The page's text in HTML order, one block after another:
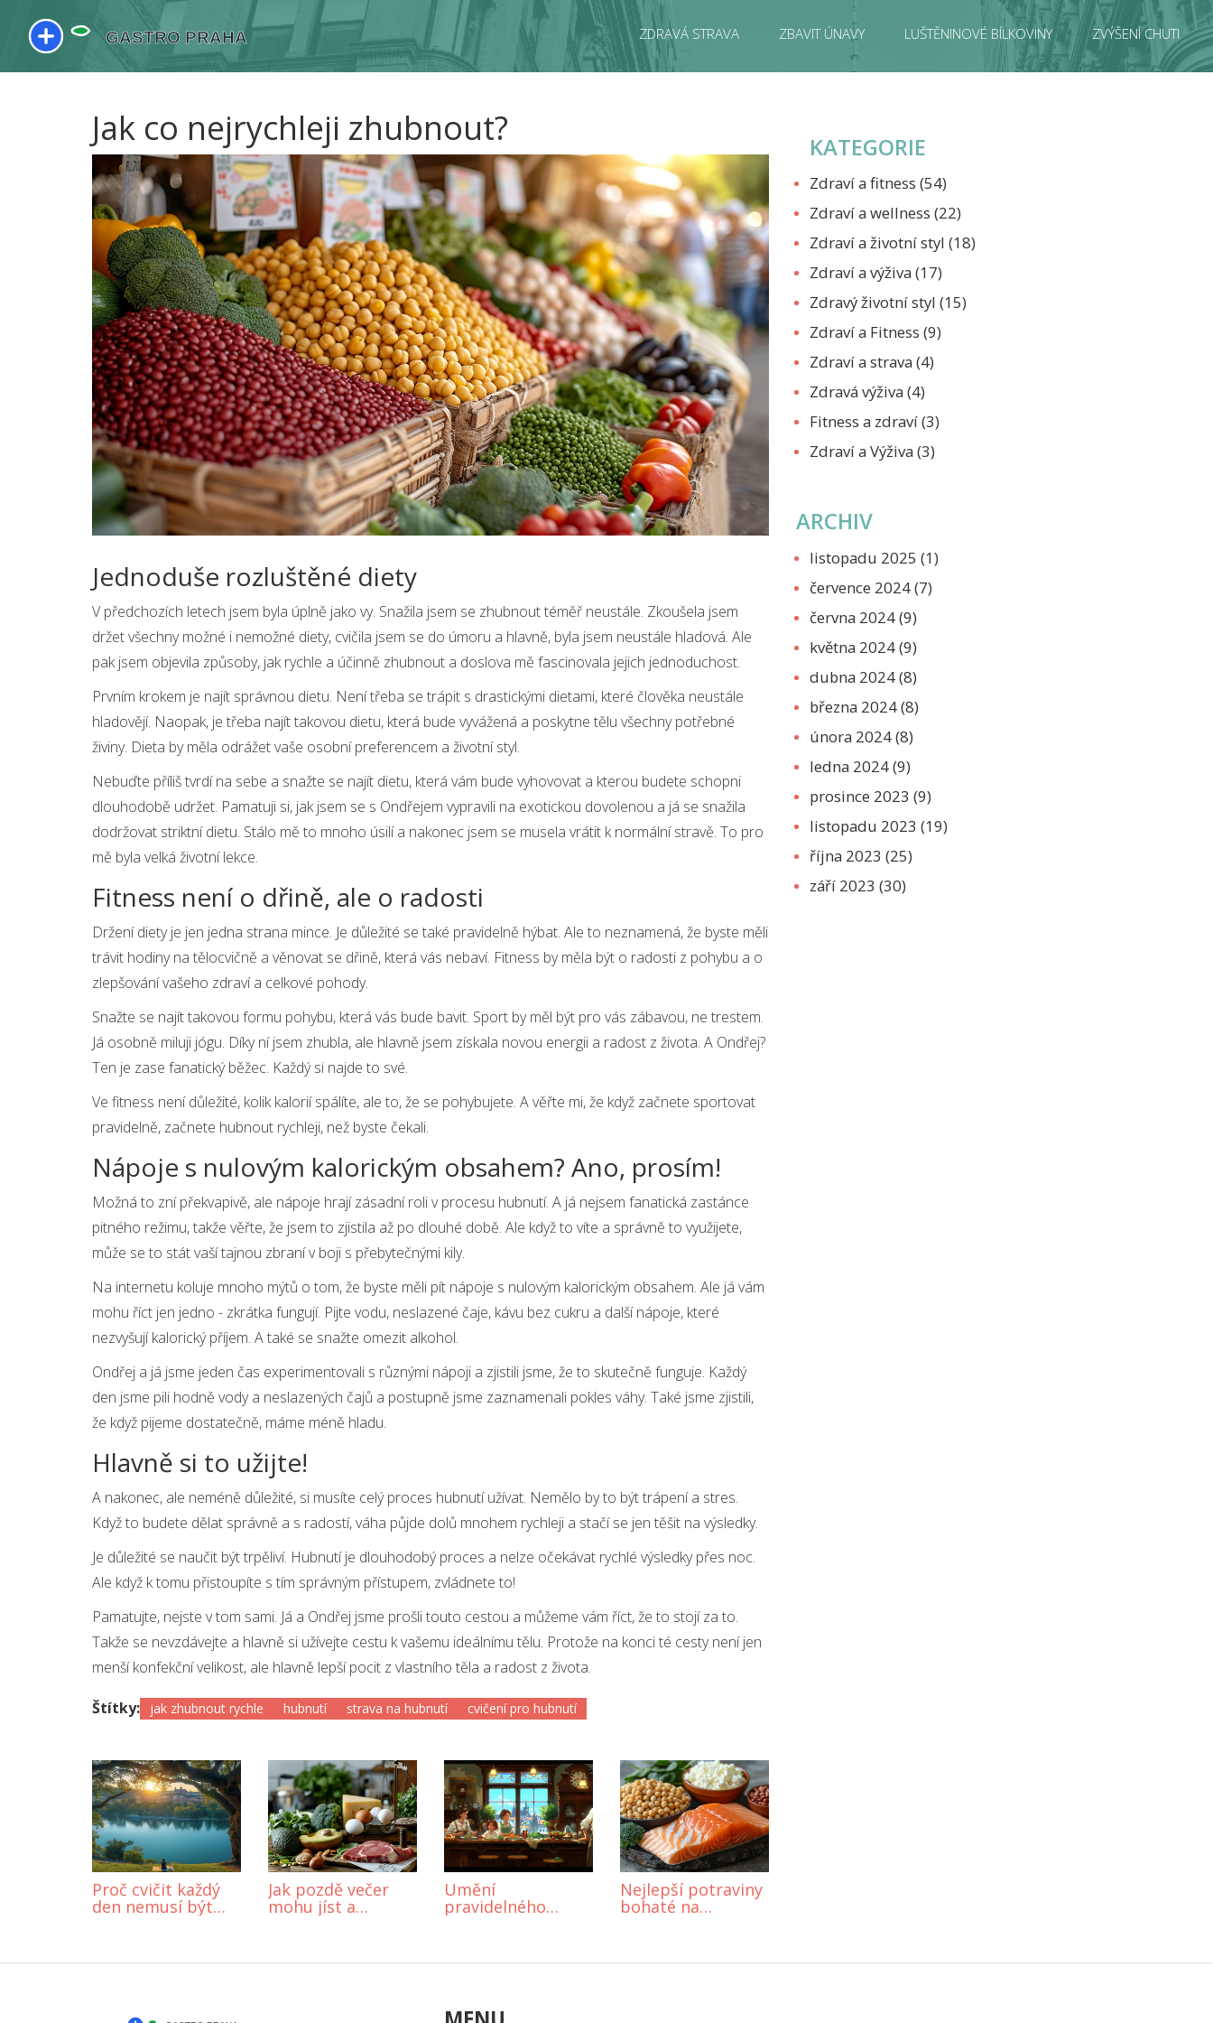
ZDRAVÁ STRAVA ZBAVIT ÚNAVY LUŠTĚNINOVÉ BÍLKOVINY ZVÝŠENÍ CHUTI
Jak co nejrychleji zhubnout?
Jednoduše rozluštěné diety
V předchozích letech jsem byla úplně jako vy. Snažila jsem se zhubnout téměř neustále. Zkoušela jsem
držet všechny možné i nemožné diety, cvičila jsem se do úmoru a hlavně, byla jsem neustále hladová. Ale
pak jsem objevila způsoby, jak rychle a účinně zhubnout a doslova mě fascinovala jejich jednoduchost.
Prvním krokem je najít správnou dietu. Není třeba se trápit s drastickými dietami, které člověka neustále
hladovějí. Naopak, je třeba najít takovou dietu, která bude vyvážená a poskytne tělu všechny potřebné
živiny. Dieta by měla odrážet vaše osobní preferencem a životní styl.
Nebuďte příliš tvrdí na sebe a snažte se najít dietu, která vám bude vyhovovat a kterou budete schopni
dlouhodobě udržet. Pamatuji si, jak jsem se s Ondřejem vypravili na exotickou dovolenou a já se snažila
dodržovat striktní dietu. Stálo mě to mnoho úsilí a nakonec jsem se musela vrátit k normální stravě. To pro
mě byla velká životní lekce.
Fitness není o dřině, ale o radosti
Držení diety je jen jedna strana mince. Je důležité se také pravidelně hýbat. Ale to neznamená, že byste měli
trávit hodiny na tělocvičně a věnovat se dřině, která vás nebaví. Fitness by měla být o radosti z pohybu a o
zlepšování vašeho zdraví a celkové pohody.
Snažte se najít takovou formu pohybu, která vás bude bavit. Sport by měl být pro vás zábavou, ne trestem.
Já osobně miluji jógu. Díky ní jsem zhubla, ale hlavně jsem získala novou energii a radost z života. A Ondřej?
Ten je zase fanatický běžec. Každý si najde to své.
Ve fitness není důležité, kolik kalorií spálíte, ale to, že se pohybujete. A věřte mi, že když začnete sportovat
pravidelně, začnete hubnout rychleji, než byste čekali.
Nápoje s nulovým kalorickým obsahem? Ano, prosím!
Možná to zní překvapivě, ale nápoje hrají zásadní roli v procesu hubnutí. A já nejsem fanatická zastánce
pitného režimu, takže věřte, že jsem to zjistila až po dlouhé době. Ale když to víte a správně to využijete,
může se to stát vaší tajnou zbraní v boji s přebytečnými kily.
Na internetu koluje mnoho mýtů o tom, že byste měli pít nápoje s nulovým kalorickým obsahem. Ale já vám
mohu říct jen jedno - zkrátka fungují. Pijte vodu, neslazené čaje, kávu bez cukru a další nápoje, které
nezvyšují kalorický příjem. A také se snažte omezit alkohol.
Ondřej a já jsme jeden čas experimentovali s různými nápoji a zjistili jsme, že to skutečně funguje. Každý
den jsme pili hodně vody a neslazených čajů a postupně jsme zaznamenali pokles váhy. Také jsme zjistili,
že když pijeme dostatečně, máme méně hladu.
Hlavně si to užijte!
A nakonec, ale neméně důležité, si musíte celý proces hubnutí užívat. Nemělo by to být trápení a stres.
Když to budete dělat správně a s radostí, váha půjde dolů mnohem rychleji a stačí se jen těšit na výsledky.
Je důležité se naučit být trpěliví. Hubnutí je dlouhodobý proces a nelze očekávat rychlé výsledky přes noc.
Ale když k tomu přistoupíte s tím správným přístupem, zvládnete to!
Pamatujte, nejste v tom sami. Já a Ondřej jsme prošli touto cestou a můžeme vám říct, že to stojí za to.
Takže se nevzdávejte a hlavně si užívejte cestu k vašemu ideálnímu tělu. Protože na konci té cesty není jen
menší konfekční velikost, ale hlavně lepší pocit z vlastního těla a radost z života.
Štítky: jak zhubnout rychle hubnutí strava na hubnutí cvičení pro hubnutí
Proč cvičit každý
den nemusí být
optimálního
Jak pozdě večer
mohu jíst a
Umění
pravidelného
pravidelných
Nejlepší potraviny
bohaté na
KATEGORIE
Zdraví a fitness (54)
Zdraví a wellness (22)
Zdraví a životní styl (18)
Zdraví a výživa (17)
Zdravý životní styl (15)
Zdraví a Fitness (9)
Zdraví a strava (4)
Zdravá výživa (4)
Fitness a zdraví(3)
Zdraví a Výživa (3)
ARCHIV
listopadu 2025 (1)
července 2024(7)
června 2024(9)
května 2024(9)
dubna 2024(8)
března 2024(8)
února 2024(8)
ledna 2024(9)
prosince 2023 (9)
listopadu 2023 (19)
října 2023 (25)
září 2023 (30)